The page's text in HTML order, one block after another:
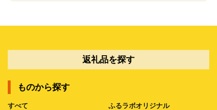
返礼品を探す
ものから探す
すべて ふるラボオリジナル